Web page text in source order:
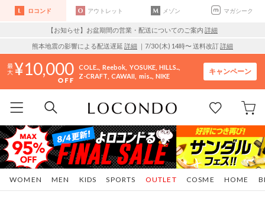
ロコンド アウトレット メゾン マガシーク
【お知らせ】お盆期間の営業・配送についてのご案内 詳細
熊本地震の影響による配送遅延 詳細 ｜7/30 (木) 14時〜 送料改訂詳細
10,000 COLE.. Reebok YOSUKE HILLS..
Z-CRAFT CAWAII mis.. NIKE
キャンペーン
WOMEN MEN KIDS SPORTS COSME HOME
OUTLET